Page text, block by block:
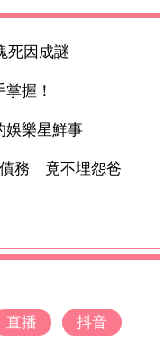
死因成謎
握！
樂星鮮事
債務 竟不埋怨爸
直播 抖音